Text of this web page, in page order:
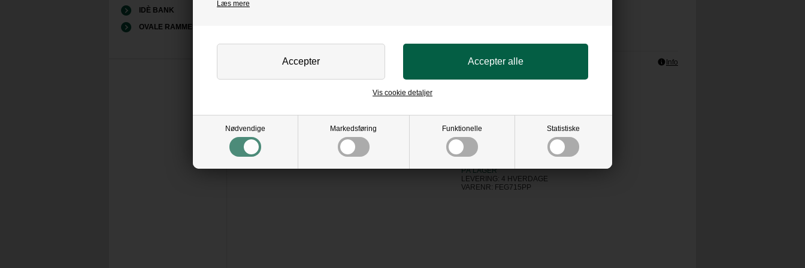
Læs mere
Nødvendige Markedsføring Funktionelle Statistiske
Vis cookie detaljer
IDÈ BANK
OVALE RAMMER
Vælg glas: Info
Standard Artglass(+48,00)
404,00DKK
PÅ LAGER
LEVERING: 4 HVERDAGE
VARENR: FEG715PP